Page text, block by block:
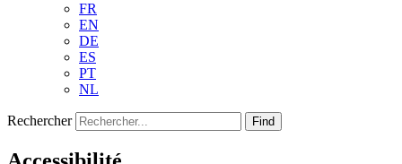
FR
EN
DE
ES
PT
NL
Rechercher Find